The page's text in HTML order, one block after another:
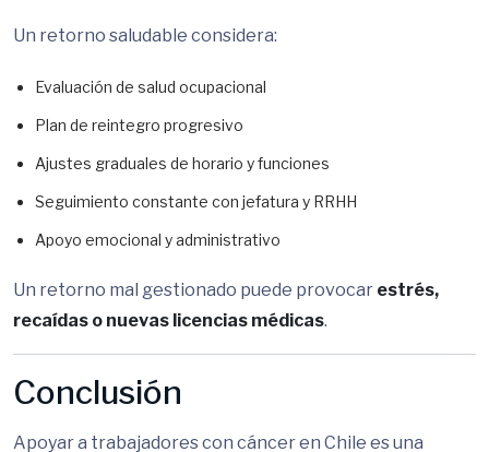
Un retorno saludable considera:
Evaluación de salud ocupacional
Plan de reintegro progresivo
Ajustes graduales de horario y funciones
Seguimiento constante con jefatura y RRHH
Apoyo emocional y administrativo
Un retorno mal gestionado puede provocar estrés,
recaídas o nuevas licencias médicas.
Conclusión
Apoyar a trabajadores con cáncer en Chile es una